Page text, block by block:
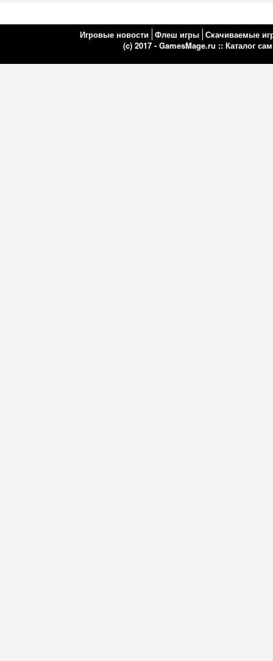
Игровые новости Флеш игры Скачиваемые
(c) 2017 - GamesMage.ru :: Каталог